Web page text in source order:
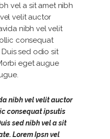
vel a sit amet nibh
velit auctor
nibh vel velit
consequat
sed odio sit
eget augue
nibh vel velit auctor
consequat ipsutis
sed nibh vel a sit
Lorem Ipsn vel